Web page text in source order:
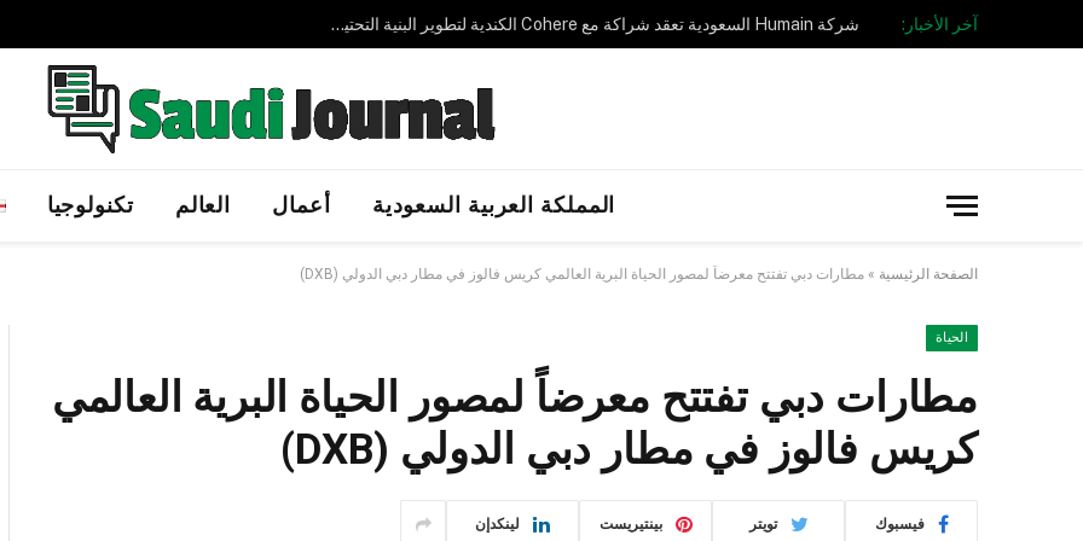
آخر الأخبار: شركة AVELIN AI الإماراتية الناشئة تجمع 3.7 مليون دولار لتوسيع حلول الذكاء الاصطناعي السيادي عالميًا
المملكة العربية السعودية أعمال العالم تكنولوجيا
الصفحة الرئيسية » مطارات دبي تفتتح معرضاً لمصور الحياة البرية العالمي كريس فالوز في مطار دبي الدولي (DXB)
الحياة
مطارات دبي تفتتح معرضاً لمصور الحياة البرية العالمي
كريس فالوز في مطار دبي الدولي (DXB)
فيسبوك تويتر بينتيريست لينكدإن